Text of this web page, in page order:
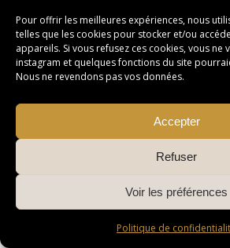
Pour offrir les meilleures expériences, nous
telles que les cookies pour stocker et/ou
appareils. Si vous refusez ces cookies, vous ne
instagram et quelques fonctions du site
Nous ne revendons pas vos données.
Accepter
Refuser
Voir les préférences
Politique de